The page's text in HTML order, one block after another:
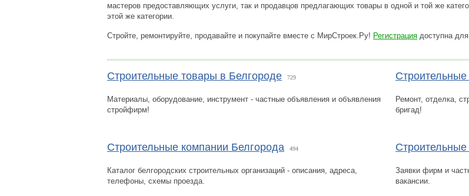
мастеров предоставляющих услуги, так и продавцов предлагающих товары в одной и той же
этой же категории.
Стройте, ремонтируйте, продавайте и покупайте вместе с МирСтроек.Ру! Регистрация доступна
Строительные товары в Белгороде 729
Материалы, оборудование, инструмент - частные объявления и объявления
стройфирм!
Строительные
Ремонт, отделка,
бригад!
Строительные компании Белгорода 494
Каталог белгородских строительных организаций - описания, адреса,
телефоны, схемы проезда.
Заявки фирм и
вакансии.